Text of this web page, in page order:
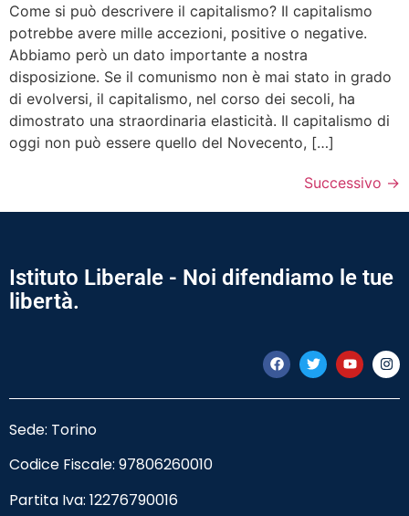
Come si può descrivere il capitalismo? Il capitalismo
potrebbe avere mille accezioni, positive o negative.
Abbiamo però un dato importante a nostra
disposizione. Se il comunismo non è mai stato in grado
di evolversi, il capitalismo, nel corso dei secoli, ha
dimostrato una straordinaria elasticità. Il capitalismo di
oggi non può essere quello del Novecento, […]
Successivo →
Istituto Liberale - Noi difendiamo le tue
libertà.
Sede: Torino
Codice Fiscale: 97806260010
Partita Iva: 12276790016